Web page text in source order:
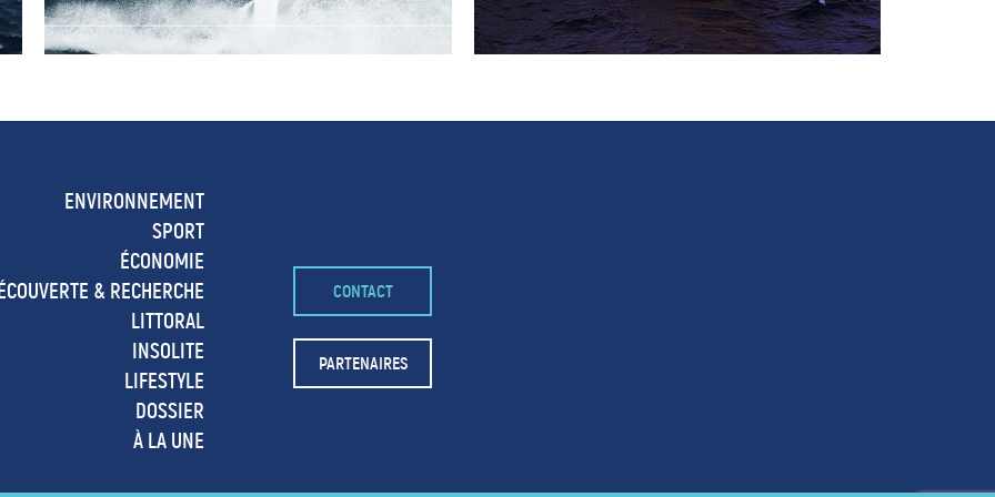
ENVIRONNEMENT
SPORT
ÉCONOMIE
& RECHERCHE
LITTORAL
INSOLITE
LIFESTYLE
DOSSIER
À LA UNE
CONTACT
PARTENAIRES